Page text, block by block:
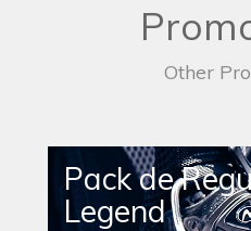
Other
Pack de
Legend